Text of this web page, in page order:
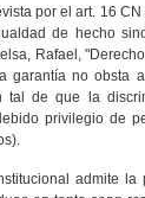
por el art. 16
de hecho
Rafael,
garantía no obsta
tal de que la
privilegio de
admite